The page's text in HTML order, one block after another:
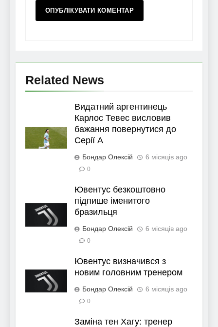
Related News
Видатний аргентинець
Карлос Тевес висловив
бажання повернутися до
Серії А
Бондар Олексій 6 місяців ago
0
Ювентус безкоштовно
підпише іменитого
бразильця
Бондар Олексій 6 місяців ago
0
Ювентус визначився з
новим головним тренером
Бондар Олексій 6 місяців ago
0
Заміна тен Хагу: тренер